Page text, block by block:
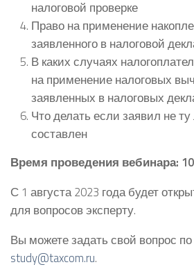
налоговой проверке
Право на применение
заявленного в налоговой
В каких случаях
на применение налоговых
заявленных в налоговых
Что делать если заявил не ту
составлен
Время проведения вебинара:
С 1 августа 2023 года будет
для вопросов эксперту.
Вы можете задать свой вопрос
study@taxcom.ru.